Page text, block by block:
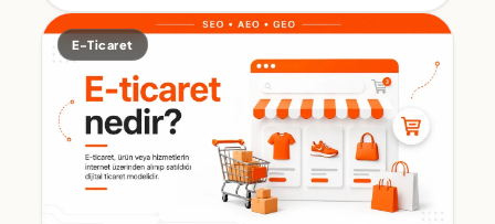
E-Ticaret